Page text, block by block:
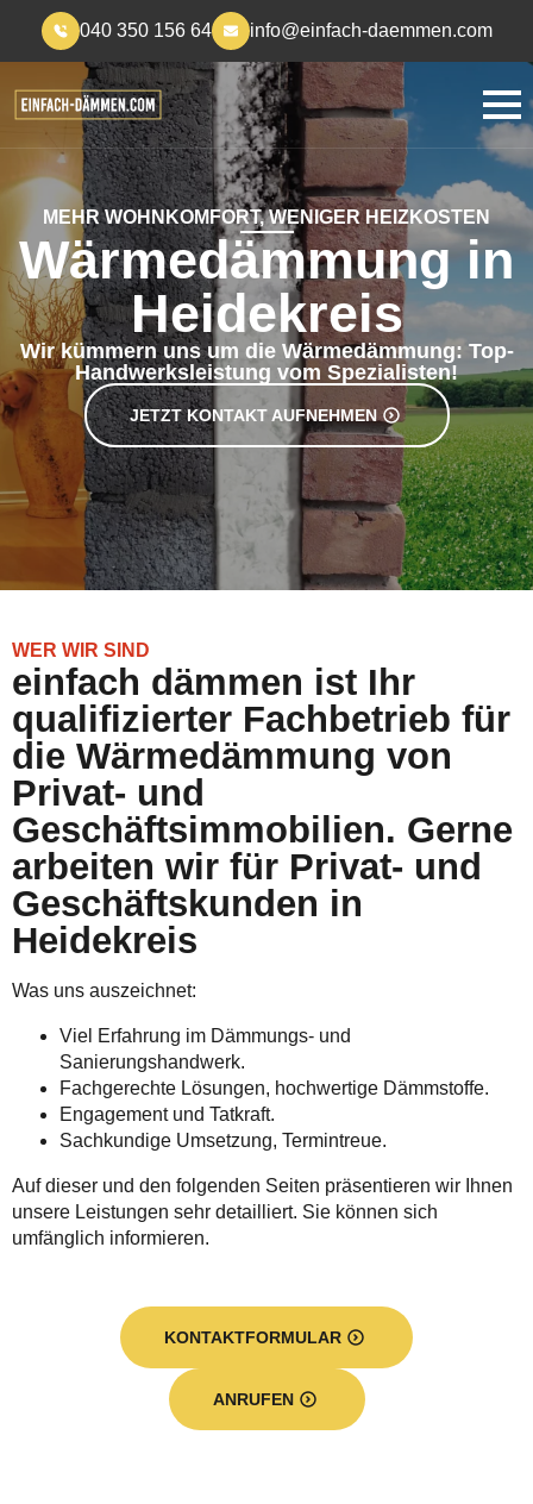
040 350 156 64 info@einfach-daemmen.com
MEHR WOHNKOMFORT, WENIGER HEIZKOSTEN
Wärmedämmung in
Heidekreis
Wir kümmern uns um die Wärmedämmung: Top-
Handwerksleistung vom Spezialisten!
JETZT KONTAKT AUFNEHMEN
WER WIR SIND
einfach dämmen ist Ihr
qualifizierter Fachbetrieb für
die Wärmedämmung von
Privat- und
Geschäftsimmobilien. Gerne
arbeiten wir für Privat- und
Geschäftskunden in
Heidekreis
Was uns auszeichnet:
Viel Erfahrung im Dämmungs- und
Sanierungshandwerk.
Fachgerechte Lösungen, hochwertige Dämmstoffe.
Engagement und Tatkraft.
Sachkundige Umsetzung, Termintreue.
Auf dieser und den folgenden Seiten präsentieren wir Ihnen
unsere Leistungen sehr detailliert. Sie können sich
umfänglich informieren.
KONTAKTFORMULAR
ANRUFEN